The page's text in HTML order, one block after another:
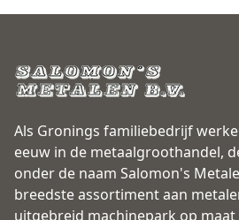
Als Gronings familiebedrijf
eeuw in de metaalgroothandel,
onder de naam Salomon's
breedste assortiment aan
uitgebreid machinepark op